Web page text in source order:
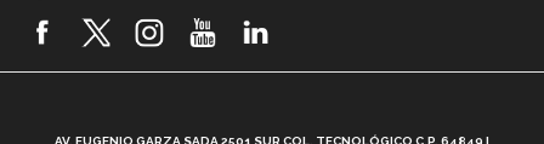
2026! (video)
AV. EUGENIO GARZA SADA 2501 SUR COL. TECNOLÓGICO C.P. 64849 |